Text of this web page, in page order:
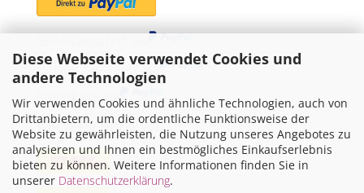
Diese Webseite verwendet Cookies und
andere Technologien
Wir verwenden Cookies und ähnliche Technologien, auch von
Drittanbietern, um die ordentliche Funktionsweise der
Website zu gewährleisten, die Nutzung unseres Angebotes zu
analysieren und Ihnen ein bestmögliches Einkaufserlebnis
bieten zu können. Weitere Informationen finden Sie in
unserer Datenschutzerklärung.
"Später bezahlen" via
Kreditkarte via
WIR VERSENDEN MIT